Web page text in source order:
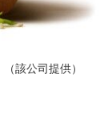
該公司提供）